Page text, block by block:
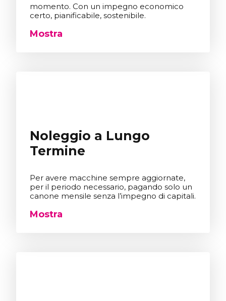
momento. Con un impegno economico
certo, pianificabile, sostenibile.
Mostra
Noleggio a Lungo
Termine
Per avere macchine sempre aggiornate,
per il periodo necessario, pagando solo un
canone mensile senza l’impegno di capitali.
Mostra